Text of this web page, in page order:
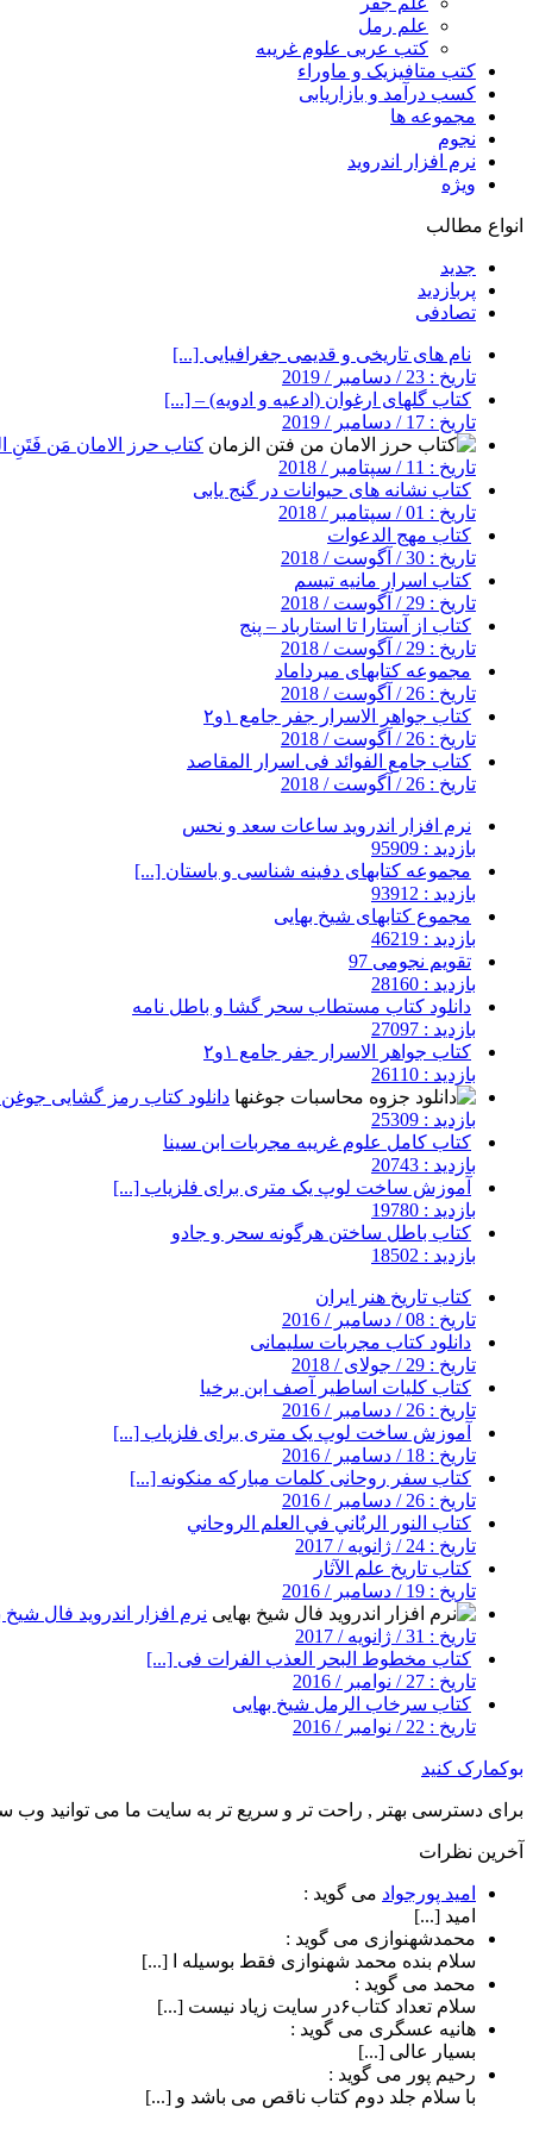
علم رمل
کتب عربی علوم غریبه
کتب متافیزیک و ماوراء
کسب درآمد و بازاریابی
مجموعه ها
نجوم
نرم افزار اندروید
ویژه
انواع مطالب
جدید
پربازدید
تصادفی
نام های تاریخی و قدیمی جغرافیایی [...]
تاریخ : 23 / دسامبر / 2019
کتاب گلهای ارغوان (ادعیه و ادویه) – [...]
تاریخ : 17 / دسامبر / 2019
کتاب حرز الامان مَن فَتَنِ
تاریخ : 11 / سپتامبر / 2018
کتاب نشانه های حیوانات در گنج یابی
تاریخ : 01 / سپتامبر / 2018
کتاب مهج الدعوات
تاریخ : 30 / آگوست / 2018
کتاب اسرار مانیه تیسم
تاریخ : 29 / آگوست / 2018
کتاب از آستارا تا استارباد – پنج
تاریخ : 29 / آگوست / 2018
مجموعه کتابهای میرداماد
تاریخ : 26 / آگوست / 2018
کتاب جواهر الاسرار جفر جامع ۱و۲
تاریخ : 26 / آگوست / 2018
کتاب جامع الفوائد فی اسرار المقاصد
تاریخ : 26 / آگوست / 2018
نرم افزار اندروید ساعات سعد و نحس
بازدید : 95909
مجموعه کتابهای دفینه شناسی و باستان [...]
بازدید : 93912
مجموع کتابهای شیخ بهایی
بازدید : 46219
تقویم نجومی 97
بازدید : 28160
دانلود کتاب مستطاب سحر گشا و باطل نامه
بازدید : 27097
کتاب جواهر الاسرار جفر جامع ۱و۲
بازدید : 26110
دانلود کتاب رمز گشایی
بازدید : 25309
کتاب کامل علوم غریبه مجربات ابن سینا
بازدید : 20743
آموزش ساخت لوپ یک متری برای فلزیاب [...]
بازدید : 19780
کتاب باطل ساختن هرگونه سحر و جادو
بازدید : 18502
کتاب تاریخ هنر ایران
تاریخ : 08 / دسامبر / 2016
دانلود کتاب مجربات سلیمانی
تاریخ : 29 / جولای / 2018
کتاب کلیات اساطیر آصف ابن برخیا
تاریخ : 26 / دسامبر / 2016
آموزش ساخت لوپ یک متری برای فلزیاب [...]
تاریخ : 18 / دسامبر / 2016
کتاب سفر روحانی کلمات مبارکه منکونه [...]
تاریخ : 26 / دسامبر / 2016
کتاب النور الربٌاني في العلم الروحاني
تاریخ : 24 / ژانویه / 2017
کتاب تاریخ علم الآثار
تاریخ : 19 / دسامبر / 2016
نرم افزار اندروید فال شیخ
تاریخ : 31 / ژانویه / 2017
کتاب مخطوط البحر العذب الفرات فی [...]
تاریخ : 27 / نوامبر / 2016
کتاب سرخاب الرمل شیخ بهایی
تاریخ : 22 / نوامبر / 2016
بوکمارک کنید
برای دسترسی بهتر , راحت تر و سریع تر به سایت ما می توانید وب
آخرین نظرات
امید پورجواد می گوید :
امید [...]
محمدشهنوازی می گوید :
سلام بنده محمد شهنوازی فقط بوسیله ا [...]
محمد می گوید :
سلام تعداد کتاب۶در سایت زیاد نیست [...]
هانیه عسگری می گوید :
بسیار عالی [...]
رحیم پور می گوید :
با سلام جلد دوم کتاب ناقص می باشد و [...]